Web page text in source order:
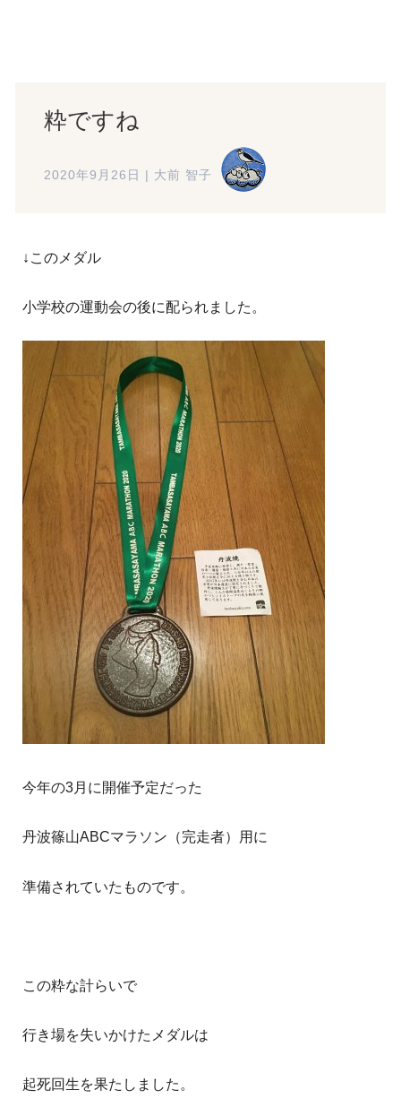
粋ですね
2020年9月26日 大前 智子
↓このメダル
小学校の運動会の後に配られました。
今年の3月に開催予定だった
丹波篠山ABCマラソン（完走者）用に
準備されていたものです。
この粋な計らいで
行き場を失いかけたメダルは
起死回生を果たしました。